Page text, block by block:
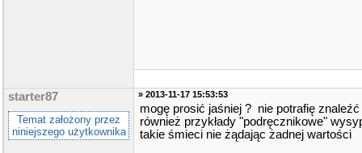
starter87
Temat założony przez
niniejszego użytkownika
» 2013-11-17 15:53:53
mogę prosić jaśniej ? nie potrafię znaleźć
również przykłady "podręcznikowe"
takie śmieci nie żądając żadnej wartości